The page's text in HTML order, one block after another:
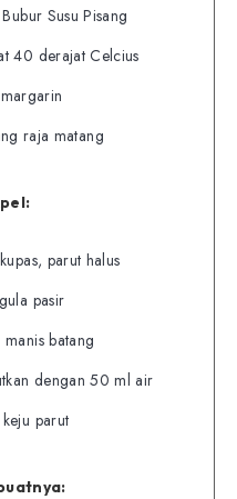
Susu Pisang
40 derajat Celcius
raja matang
parut halus
pasir
manis batang
dengan 50 ml air
parut